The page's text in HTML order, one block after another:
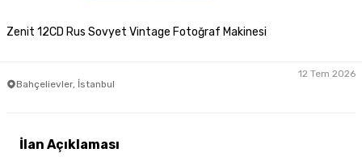
Zenit 12CD Rus Sovyet Vintage Fotoğraf Makinesi
Bahçelievler, İstanbul
12 Tem 2026
İlan Açıklaması